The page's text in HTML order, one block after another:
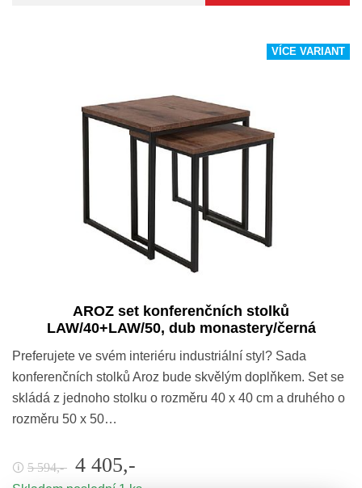
VÍCE VARIANT
AROZ set konferenčních stolků
LAW/40+LAW/50, dub monastery/černá
Preferujete ve svém interiéru industriální styl? Sada
konferenčních stolků Aroz bude skvělým doplňkem. Set se
skládá z jednoho stolku o rozměru 40 x 40 cm a druhého o
rozměru 50 x 50…
🛈 5 594,- 4 405,-